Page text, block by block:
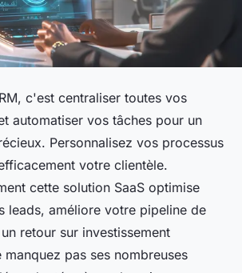
c'est centraliser toutes vos
automatiser vos tâches pour un
Personnalisez vos processus
votre clientèle.
cette solution SaaS optimise
leads, améliore votre pipeline de
retour sur investissement
pas ses nombreuses